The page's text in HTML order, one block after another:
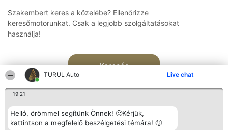
TURUL Auto Live chat
19:21
Helló, örömmel segítünk Önnek! 🙂Kérjük,
kattintson a megfelelő beszélgetési témára! 🙂
Szakembert keres a közelébe? Ellenőrizze
keresőmotorunkat. Csak a legjobb szolgáltatásokat
használja!
Keresés